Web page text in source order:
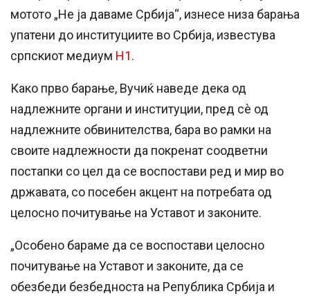
мотото „Не ја даваме Србија“, изнесе низа барања
упатени до институциите во Србија, известува
српскиот медиум Н1.
Како прво барање, Вучиќ наведе дека од
надлежните органи и институции, пред сè од
надлежните обвинителства, бара во рамки на
своите надлежности да покренат соодветни
постапки со цел да се воспостави ред и мир во
државата, со посебен акцент на потребата од
целосно почитување на Уставот и законите.
„Особено бараме да се воспостави целосно
почитување на Уставот и законите, да се
обезбеди безбедноста на Република Србија и